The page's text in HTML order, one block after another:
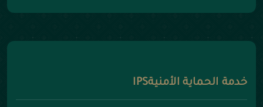
خدمة الحماية الأمنيةIPS